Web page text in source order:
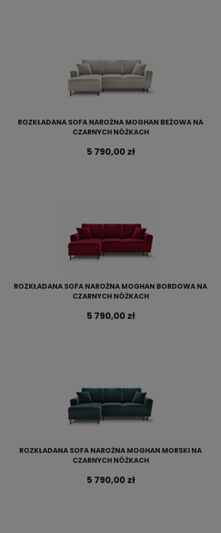
ROZKŁADANA SOFA NAROŻNA MOGHAN BEŻOWA NA
CZARNYCH NÓŻKACH
5 790,00 zł
ROZKŁADANA SOFA NAROŻNA MOGHAN BORDOWA NA
CZARNYCH NÓŻKACH
5 790,00 zł
ROZKŁADANA SOFA NAROŻNA MOGHAN MORSKI NA
CZARNYCH NÓŻKACH
5 790,00 zł